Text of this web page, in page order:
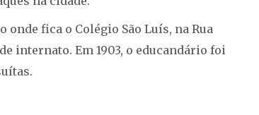
onde fica o Colégio São Luís, na Rua
internato. Em 1903, o educandário foi